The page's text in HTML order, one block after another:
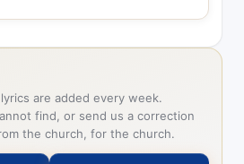
are added every week.
find, or send us a correction
the church, for the church.